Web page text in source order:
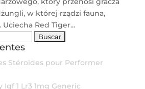
w której rządzi fauna,
Red Tiger...
Stéroïdes pour Performer
1 Lr3 1mg Generic